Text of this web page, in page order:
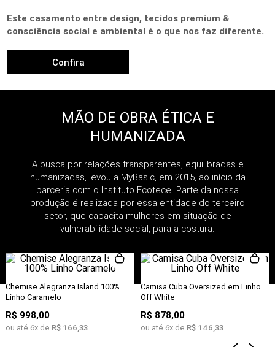
Este casamento entre design, tecidos premium &
consciência social e ambiental é o que nos faz diferente.
Confira
MÃO DE OBRA ÉTICA E
HUMANIZADA
A busca por relações transparentes, equilibradas e
humanizadas, levou a MyBasic, em 2015, ao início da
parceria com o Instituto Ecotece. Parte da nossa
produção é realizada por essa entidade do terceiro
setor, que capacita mulheres em situação de
vulnerabilidade social, para a costura.
Chemise Alegranza Island 100%
Linho Caramelo
R$ 998,00
ou até 6x de R$ 166,33
Camisa Cuba Oversized em Linho
Off White
R$ 878,00
ou até 6x de R$ 146,33